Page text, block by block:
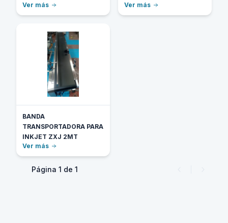
Ver más
Ver más
BANDA
TRANSPORTADORA PARA
INKJET ZXJ 2MT
Ver más
Página 1 de 1